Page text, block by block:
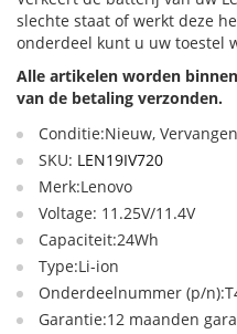
slechte staat of werkt deze
onderdeel kunt u uw toestel
Alle artikelen worden
van de betaling verzonden.
Conditie:Nieuw,
SKU: LEN19IV720
Merk:Lenovo
Voltage: 11.25V/11.4V
Capaciteit:24Wh
Type:Li-ion
Onderdeelnummer (p/
Garantie:12 maanden